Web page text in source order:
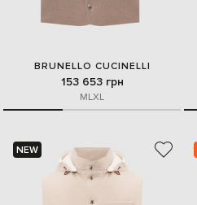
BRUNELLO CUCINELLI
153 653 грн
MLXL
NEW